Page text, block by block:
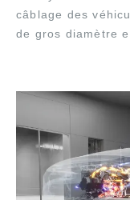
câblage des
de gros diamètre